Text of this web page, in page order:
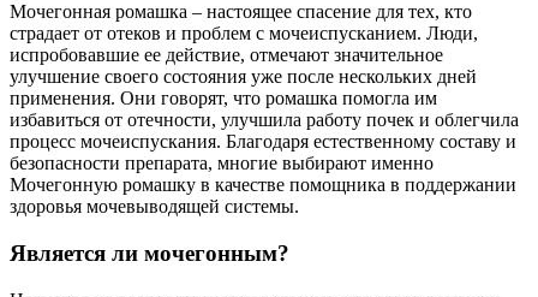
Мочегонная ромашка – настоящее спасение для тех, кто
страдает от отеков и проблем с мочеиспусканием. Люди,
испробовавшие ее действие, отмечают значительное
улучшение своего состояния уже после нескольких дней
применения. Они говорят, что ромашка помогла им
избавиться от отечности, улучшила работу почек и облегчила
процесс мочеиспускания. Благодаря естественному составу и
безопасности препарата, многие выбирают именно
Мочегонную ромашку в качестве помощника в поддержании
здоровья мочевыводящей системы.
Является ли мочегонным?